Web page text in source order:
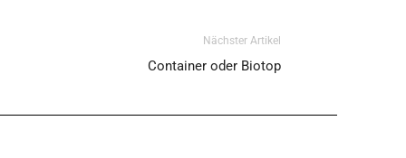
Nächster Artikel
Container oder Biotop